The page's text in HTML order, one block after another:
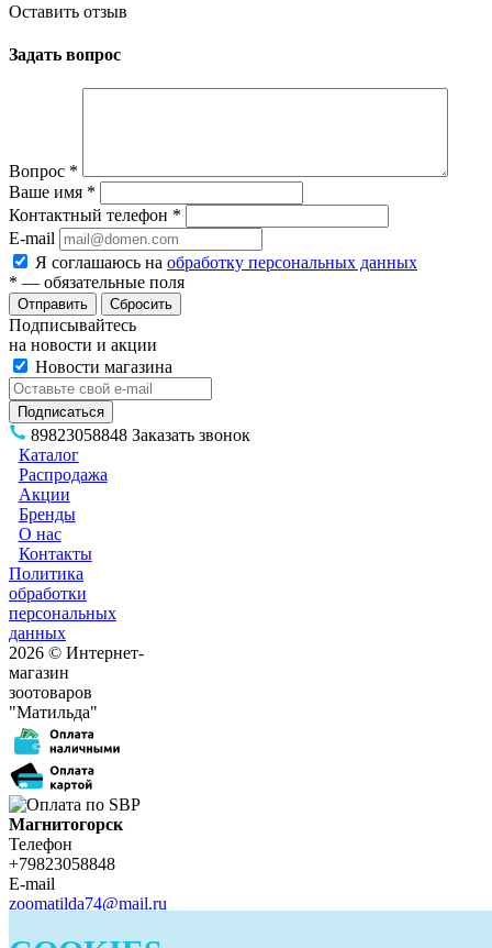
Оставить отзыв
Задать вопрос
Вопрос *
Ваше имя *
Контактный телефон *
E-mail
Я соглашаюсь на обработку персональных данных
* — обязательные поля
Сбросить
Подписывайтесь
на новости и акции
Новости магазина
89823058848 Заказать звонок
Каталог
Распродажа
Акции
Бренды
О нас
Контакты
Политика
обработки
персональных
данных
2026 © Интернет-
магазин
зоотоваров
"Матильда"
Магнитогорск
Телефон
+79823058848
E-mail
zoomatilda74@mail.ru
Телефон